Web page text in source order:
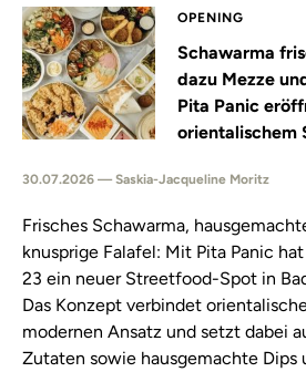
OPENING
Schawarma
dazu Mezze
Pita Panic
orientalischem
30.07.2026 — Saskia-Jacqueline Moritz
Frisches Schawarma,
knusprige Falafel: Mit Pita Panic
23 ein neuer Streetfood-Spot in
Das Konzept verbindet
modernen Ansatz und setzt dabei
Zutaten sowie hausgemachte Dips